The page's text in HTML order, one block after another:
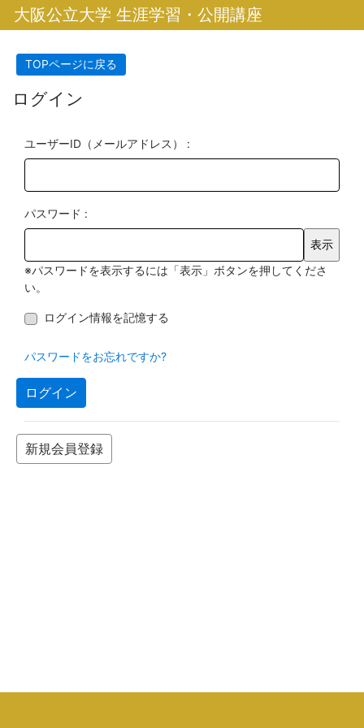
大阪公立大学 生涯学習・公開講座
TOPページに戻る
ログイン
ユーザーID（メールアドレス） :
パスワード :
※パスワードを表示するには「表示」ボタンを押してくださ
い。
ログイン情報を記憶する
パスワードをお忘れですか?
ログイン
新規会員登録